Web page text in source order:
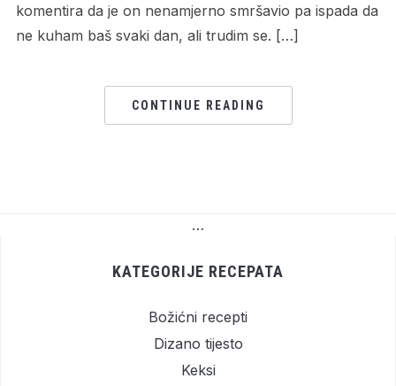
komentira da je on nenamjerno smršavio pa ispada da
ne kuham baš svaki dan, ali trudim se. […]
CONTINUE READING
…
KATEGORIJE RECEPATA
Božićni recepti
Dizano tijesto
Keksi